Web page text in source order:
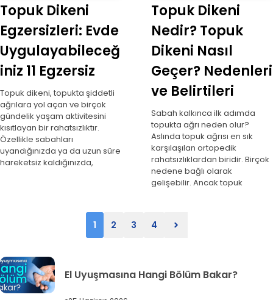
Topuk Dikeni
Egzersizleri: Evde
Uygulayabileceğ
iniz 11 Egzersiz
Topuk dikeni, topukta şiddetli
ağrılara yol açan ve birçok
gündelik yaşam aktivitesini
kısıtlayan bir rahatsızlıktır.
Özellikle sabahları
uyandığınızda ya da uzun süre
hareketsiz kaldığınızda,
Topuk Dikeni
Nedir? Topuk
Dikeni Nasıl
Geçer? Nedenleri
ve Belirtileri
Sabah kalkınca ilk adımda
topukta ağrı neden olur?
Aslında topuk ağrısı en sık
karşılaşılan ortopedik
rahatsızlıklardan biridir. Birçok
nedene bağlı olarak
gelişebilir. Ancak topuk
1 2 3 4
El Uyuşmasına Hangi Bölüm Bakar?